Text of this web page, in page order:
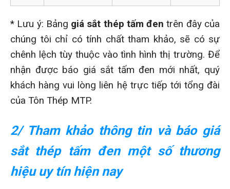
* Lưu ý: Bảng giá sắt thép tấm đen trên đây của
chúng tôi chỉ có tính chất tham khảo, sẽ có sự
chênh lệch tùy thuộc vào tình hình thị trường. Để
nhận được báo giá sắt tấm đen mới nhất, quý
khách hàng vui lòng liên hệ trực tiếp tới tổng đài
của Tôn Thép MTP.
2/ Tham khảo thông tin và báo giá
sắt thép tấm đen một số thương
hiệu uy tín hiện nay